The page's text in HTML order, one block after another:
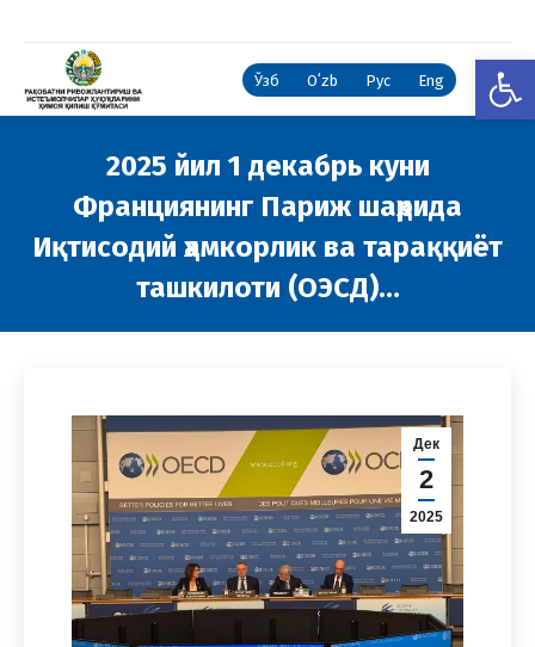
Ўзб Oʻzb Рус Eng
2025 йил 1 декабрь куни
Франциянинг Париж шаҳрида
Иқтисодий ҳамкорлик ва тараққиёт
ташкилоти (ОЭCД)…
Дек
2
2025